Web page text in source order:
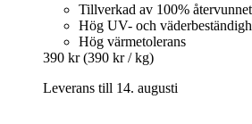
Tillverkad av 100%
Hög UV- och
Hög värmetolerans
390 kr (390 kr / kg)
Leverans till 14. augusti